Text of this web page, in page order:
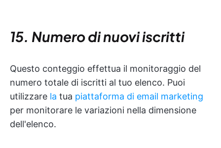
15. Numero di nuovi iscritti
Questo conteggio effettua il monitoraggio del
numero totale di iscritti al tuo elenco. Puoi
utilizzare la tua piattaforma di email marketing
per monitorare le variazioni nella dimensione
dell'elenco.